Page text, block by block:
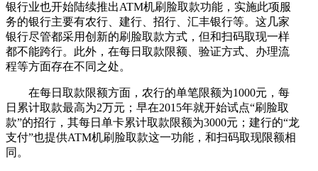
银行业也开始陆续推出ATM机刷脸取款功能，实施此项服
务的银行主要有农行、建行、招行、汇丰银行等。这几家
银行尽管都采用创新的刷脸取款方式，但和扫码取现一样
都不能跨行。此外，在每日取款限额、验证方式、办理流
程等方面存在不同之处。
在每日取款限额方面，农行的单笔限额为1000元，每
日累计取款最高为2万元；早在2015年就开始试点“刷脸取
款”的招行，其每日单卡累计取款限额为3000元；建行的“龙
支付”也提供ATM机刷脸取款这一功能，和扫码取现限额相
同。